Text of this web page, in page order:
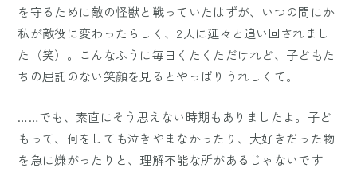
を守るために敵の怪獣と戦っていたはずが、いつの間にか
私が敵役に変わったらしく、2人に延々と追い回されまし
た（笑）。こんなふうに毎日くたくただけれど、子どもた
ちの屈託のない笑顔を見るとやっぱりうれしくて。
……でも、素直にそう思えない時期もありましたよ。子ど
もって、何をしても泣きやまなかったり、大好きだった物
を急に嫌がったりと、理解不能な所があるじゃないです